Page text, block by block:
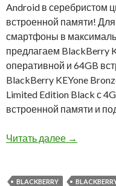
Android в серебристом
встроенной памяти! Для
смартфоны в
предлагаем BlackBerry
оперативной и 64GB
BlackBerry KEYone
Limited Edition Black с
встроенной памяти и
Читать далее Снижена
→
BLACKBERRY